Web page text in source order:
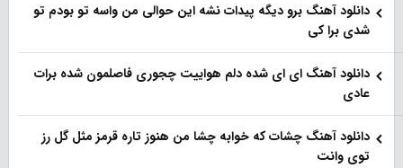
دانلود آهنگ برو دیگه پیدات نشه این حوالی من واسه تو‌ بودم تو
شدی برا کی
دانلود آهنگ ای ای شده دلم هواییت چجوری فاصلمون شده برات
عادی
دانلود آهنگ چشات که خوابه چشا من هنوز تاره قرمز مثل گل رز
توی وانت